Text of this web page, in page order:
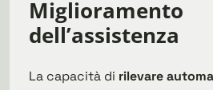
Miglioramento
dell’assistenza
La capacità di rilevare